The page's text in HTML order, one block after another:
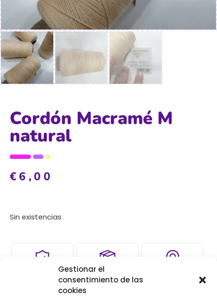
Gestionar el
consentimiento de las
cookies
Cordón Macramé M
natural
€6,00
Sin existencias
ENVÍO 24-1